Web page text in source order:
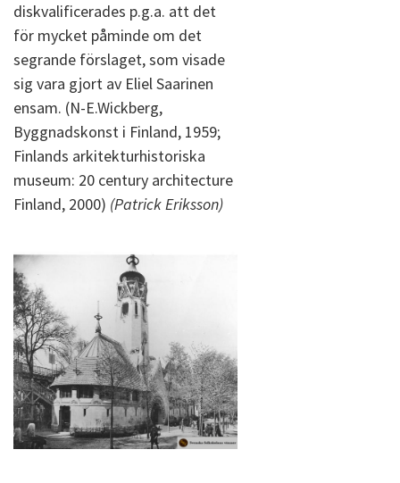
diskvalificerades p.g.a. att det
för mycket påminde om det
segrande förslaget, som visade
sig vara gjort av Eliel Saarinen
ensam. (N-E.Wickberg,
Byggnadskonst i Finland, 1959;
Finlands arkitekturhistoriska
museum: 20 century architecture
Finland, 2000) (Patrick Eriksson)